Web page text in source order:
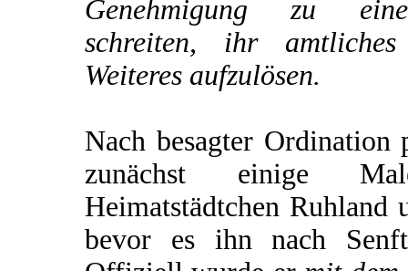
Genehmigung zu
schreiten, ihr
Weiteres aufzulösen.
Nach besagter Ordination
zunächst einige
Heimatstädtchen Ruhland
bevor es ihn nach